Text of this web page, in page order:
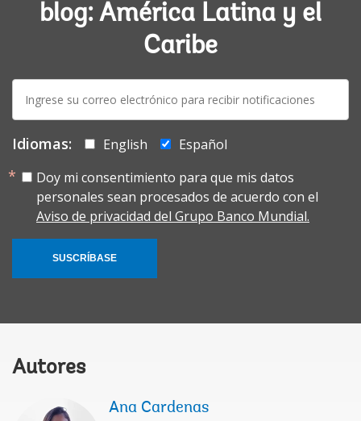
blog: América Latina y el
Caribe
E-
mail:
Idiomas: English
Español
Doy mi consentimiento para que mis datos
personales sean procesados de acuerdo con el
Aviso de privacidad del Grupo Banco Mundial.
SUSCRÍBASE
Autores
Ana Cardenas